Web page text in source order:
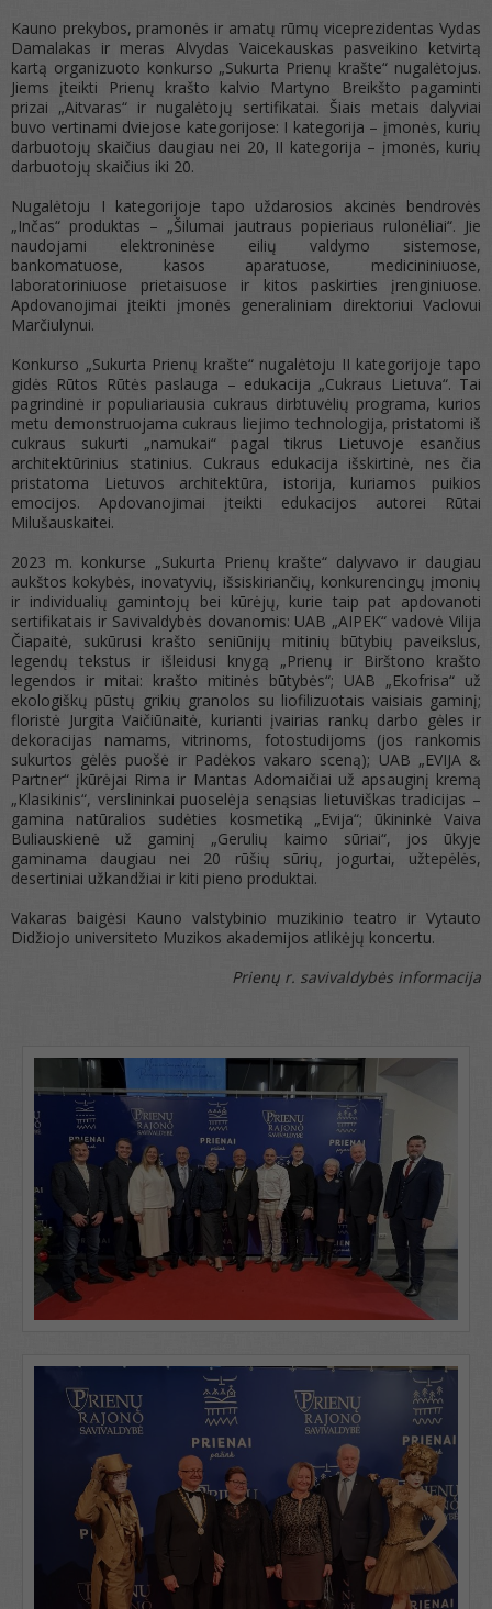
Kauno prekybos, pramonės ir amatų rūmų viceprezidentas Vydas
Damalakas ir meras Alvydas Vaicekauskas pasveikino ketvirtą
kartą organizuoto konkurso „Sukurta Prienų krašte“ nugalėtojus.
Jiems įteikti Prienų krašto kalvio Martyno Breikšto pagaminti
prizai „Aitvaras“ ir nugalėtojų sertifikatai. Šiais metais dalyviai
buvo vertinami dviejose kategorijose: I kategorija – įmonės, kurių
darbuotojų skaičius daugiau nei 20, II kategorija – įmonės, kurių
darbuotojų skaičius iki 20.
Nugalėtoju I kategorijoje tapo uždarosios akcinės bendrovės
„Inčas“ produktas – „Šilumai jautraus popieriaus rulonėliai“. Jie
naudojami elektroninėse eilių valdymo sistemose,
bankomatuose, kasos aparatuose, medicininiuose,
laboratoriniuose prietaisuose ir kitos paskirties įrenginiuose.
Apdovanojimai įteikti įmonės generaliniam direktoriui Vaclovui
Marčiulynui.
Konkurso „Sukurta Prienų krašte“ nugalėtoju II kategorijoje tapo
gidės Rūtos Rūtės paslauga – edukacija „Cukraus Lietuva“. Tai
pagrindinė ir populiariausia cukraus dirbtuvėlių programa, kurios
metu demonstruojama cukraus liejimo technologija, pristatomi iš
cukraus sukurti „namukai“ pagal tikrus Lietuvoje esančius
architektūrinius statinius. Cukraus edukacija išskirtinė, nes čia
pristatoma Lietuvos architektūra, istorija, kuriamos puikios
emocijos. Apdovanojimai įteikti edukacijos autorei Rūtai
Milušauskaitei.
2023 m. konkurse „Sukurta Prienų krašte“ dalyvavo ir daugiau
aukštos kokybės, inovatyvių, išsiskiriančių, konkurencingų įmonių
ir individualių gamintojų bei kūrėjų, kurie taip pat apdovanoti
sertifikatais ir Savivaldybės dovanomis: UAB „AIPEK“ vadovė Vilija
Čiapaitė, sukūrusi krašto seniūnijų mitinių būtybių paveikslus,
legendų tekstus ir išleidusi knygą „Prienų ir Birštono krašto
legendos ir mitai: krašto mitinės būtybės“; UAB „Ekofrisa“ už
ekologiškų pūstų grikių granolos su liofilizuotais vaisiais gaminį;
floristė Jurgita Vaičiūnaitė, kurianti įvairias rankų darbo gėles ir
dekoracijas namams, vitrinoms, fotostudijoms (jos rankomis
sukurtos gėlės puošė ir Padėkos vakaro sceną); UAB „EVIJA &
Partner“ įkūrėjai Rima ir Mantas Adomaičiai už apsauginį kremą
„Klasikinis“, verslininkai puoselėja senąsias lietuviškas tradicijas –
gamina natūralios sudėties kosmetiką „Evija“; ūkininkė Vaiva
Buliauskienė už gaminį „Gerulių kaimo sūriai“, jos ūkyje
gaminama daugiau nei 20 rūšių sūrių, jogurtai, užtepėlės,
desertiniai užkandžiai ir kiti pieno produktai.
Vakaras baigėsi Kauno valstybinio muzikinio teatro ir Vytauto
Didžiojo universiteto Muzikos akademijos atlikėjų koncertu.
Prienų r. savivaldybės informacija